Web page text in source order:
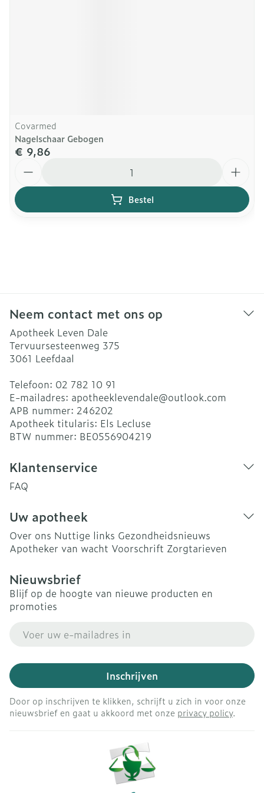
Covarmed
Nagelschaar Gebogen
€ 9,86
Bestel
Neem contact met ons op
Apotheek Leven Dale
Tervuursesteenweg 375
3061 Leefdaal
Telefoon: 02 782 10 91
E-mailadres: apotheeklevendale@outlook.com
APB nummer: 246202
Apotheek titularis: Els Lecluse
BTW nummer: BE0556904219
Klantenservice
FAQ
Uw apotheek
Over ons Nuttige links Gezondheidsnieuws
Apotheker van wacht Voorschrift Zorgtarieven
Nieuwsbrief
Blijf op de hoogte van nieuwe producten en
promoties
Inschrijven
Door op inschrijven te klikken, schrijft u zich in voor onze
nieuwsbrief en gaat u akkoord met onze privacy policy.